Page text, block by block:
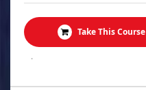
Take This Course
.